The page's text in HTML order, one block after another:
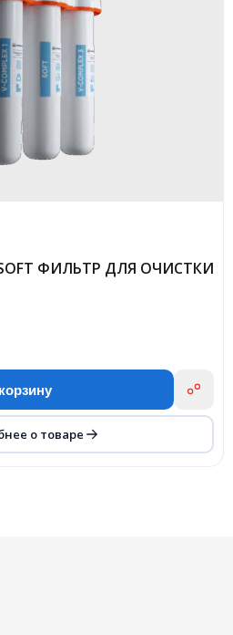
SOFT ФИЛЬТР ДЛЯ ОЧИСТКИ
о товаре